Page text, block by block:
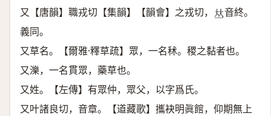
又【唐韻】職戎切【集韻】【韻會】之戎切， 𠀤音終。
義同。
又草名。【爾雅·釋草疏】眾，一名秫。稷之黏者也。
又濼，一名貫眾，藥草也。
又姓。【左傳】有眾仲，眾父，以字爲氏。
又叶諸良切，音章。【道藏歌】攜袂明眞館，仰期無上